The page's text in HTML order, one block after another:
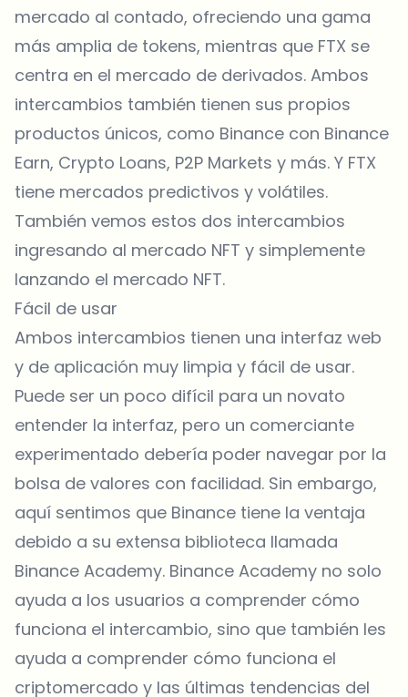
mercado al contado, ofreciendo una gama
más amplia de tokens, mientras que FTX se
centra en el mercado de derivados. Ambos
intercambios también tienen sus propios
productos únicos, como Binance con Binance
Earn, Crypto Loans, P2P Markets y más. Y FTX
tiene mercados predictivos y volátiles.
También vemos estos dos intercambios
ingresando al mercado NFT y simplemente
lanzando el mercado NFT.
Fácil de usar
Ambos intercambios tienen una interfaz web
y de aplicación muy limpia y fácil de usar.
Puede ser un poco difícil para un novato
entender la interfaz, pero un comerciante
experimentado debería poder navegar por la
bolsa de valores con facilidad. Sin embargo,
aquí sentimos que Binance tiene la ventaja
debido a su extensa biblioteca llamada
Binance Academy. Binance Academy no solo
ayuda a los usuarios a comprender cómo
funciona el intercambio, sino que también les
ayuda a comprender cómo funciona el
criptomercado y las últimas tendencias del